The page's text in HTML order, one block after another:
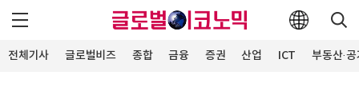
전체기사 글로벌비즈 종합 금융 증권 산업 ICT 부동산·